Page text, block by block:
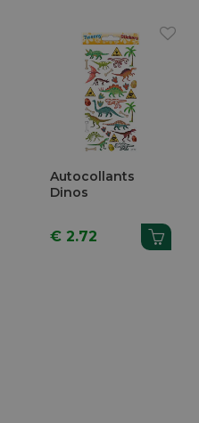
Autocollants
Dinos
€ 2.72